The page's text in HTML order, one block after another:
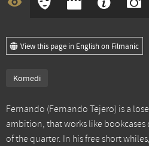
View this page in English on Filmanic
Komedi
Fernando (Fernando Tejero) is a
ambition, that works like
of the quarter. In his free short